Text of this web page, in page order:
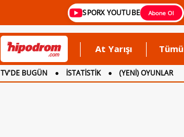
SPORX YOUTUBE Abone Ol
At Yarışı Tümü
TV'DE BUGÜN İSTATİSTİK
(YENİ) OYUNLAR